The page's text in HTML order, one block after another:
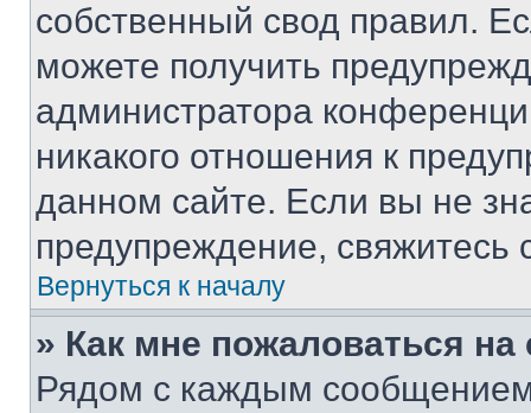
собственный свод правил.
можете получить
администратора
никакого отношения к
данном сайте. Если вы не
предупреждение,
Вернуться к началу
» Как мне пожаловаться
Рядом с каждым сообщением